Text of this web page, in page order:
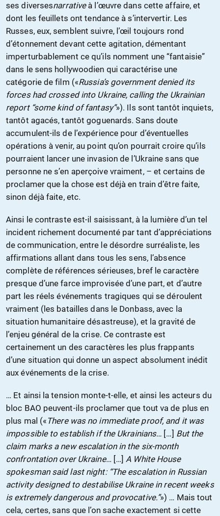
ses diversesnarrativeà l’œuvre dans cette affaire, et
dont les feuillets ont tendance à s’intervertir. Les
Russes, eux, semblent suivre, l’œil toujours rond
d’étonnement devant cette agitation, démentant
imperturbablement ce qu’ils nomment une “fantaisie”
dans le sens hollywoodien qui caractérise une
catégorie de film («Russia’s government denied its
forces had crossed into Ukraine, calling the Ukrainian
report “some kind of fantasy”»). Ils sont tantôt inquiets,
tantôt agacés, tantôt goguenards. Sans doute
accumulent-ils de l’expérience pour d’éventuelles
opérations à venir, au point qu’on pourrait croire qu’ils
pourraient lancer une invasion de l’Ukraine sans que
personne ne s’en aperçoive vraiment, – et certains de
proclamer que la chose est déjà en train d’être faite,
sinon déjà faite, etc.
Ainsi le contraste est-il saisissant, à la lumière d’un tel
incident richement documenté par tant d’appréciations
de communication, entre le désordre surréaliste, les
affirmations allant dans tous les sens, l’absence
complète de références sérieuses, bref le caractère
presque d’une farce improvisée d’une part, et d’autre
part les réels événements tragiques qui se déroulent
vraiment (les batailles dans le Donbass, avec la
situation humanitaire désastreuse), et la gravité de
l’enjeu général de la crise. Ce contraste est
certainement un des caractères les plus frappants
d’une situation qui donne un aspect absolument inédit
aux événements de la crise.
… Et ainsi la tension monte-t-elle, et ainsi les acteurs du
bloc BAO peuvent-ils proclamer que tout va de plus en
plus mal (« There was no immediate proof, and it was
impossible to establish if the Ukrainians… […] But the
claim marks a new escalation in the six-month
confrontation over Ukraine… […]A White House
spokesman said last night: “The escalation in Russian
activity designed to destabilise Ukraine in recent weeks
is extremely dangerous and provocative.”») … Mais tout
cela, certes, sans que l’on sache exactement si cette